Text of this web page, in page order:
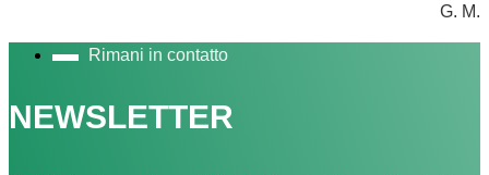
G. M.
Rimani in contatto
NEWSLETTER